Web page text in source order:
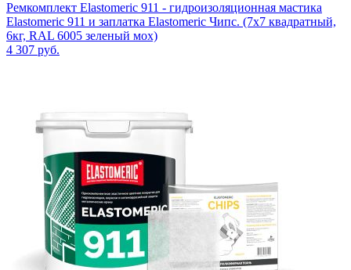
Ремкомплект Elastomeric 911 - гидроизоляционная мастика
Elastomeric 911 и заплатка Elastomeric Чипс. (7х7 квадратный,
6кг, RAL 6005 зеленый мох)
4 307 руб.